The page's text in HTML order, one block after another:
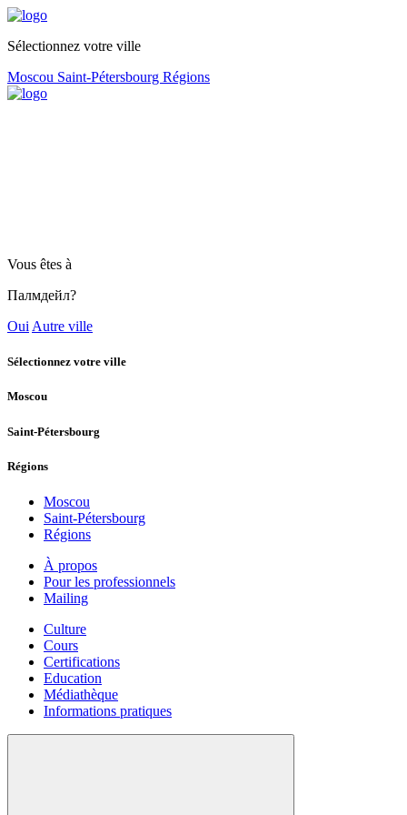
Sélectionnez votre ville
Moscou Saint-Pétersbourg Régions
Vous êtes à
Палмдейл?
Oui Autre ville
Sélectionnez votre ville
Moscou
Saint-Pétersbourg
Régions
Moscou
Saint-Pétersbourg
Régions
À propos
Pour les professionnels
Mailing
Culture
Cours
Certifications
Education
Médiathèque
Informations pratiques